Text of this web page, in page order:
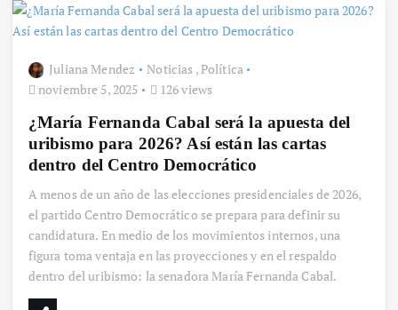
Juliana Mendez Noticias ,Política
noviembre 5, 2025
126 views
¿María Fernanda Cabal será la apuesta del
uribismo para 2026? Así están las cartas
dentro del Centro Democrático
A menos de un año de las elecciones presidenciales de 2026,
el partido Centro Democrático se prepara para definir su
candidatura. En medio de los movimientos internos, una
figura toma ventaja en las proyecciones y en el respaldo
dentro del uribismo: la senadora María Fernanda Cabal.